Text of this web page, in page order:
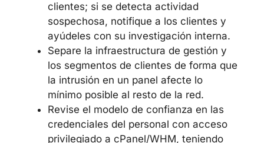
clientes; si se detecta actividad
sospechosa, notifique a los clientes y
ayúdeles con su investigación interna.
Separe la infraestructura de gestión y
los segmentos de clientes de forma que
la intrusión en un panel afecte lo
mínimo posible al resto de la red.
Revise el modelo de confianza en las
credenciales del personal con acceso
privilegiado a cPanel/WHM, teniendo